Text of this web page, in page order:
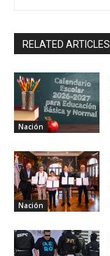
RELATED ARTICLES
Nación
Nación